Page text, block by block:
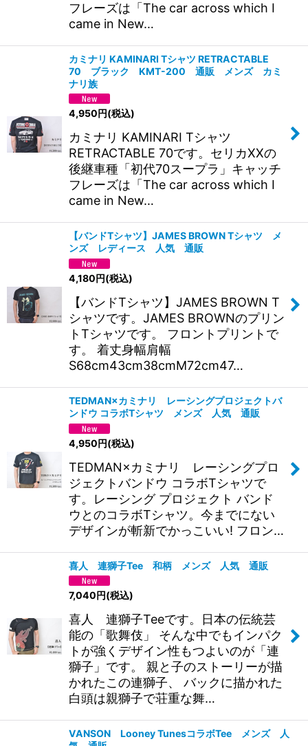
フレーズは「The car across which I
came in New…
カミナリ KAMINARI Tシャツ RETRACTABLE
70 ブラック KMT-200 通販 メンズ カミ
ナリ族
4,950 円(税込)
カミナリ KAMINARI Tシャツ
RETRACTABLE 70です。セリカXXの
後継車種「初代70スープラ」キャッチ
フレーズは「The car across which I
came in New…
【バンドTシャツ】JAMES BROWN Tシャツ メ
ンズ レディース 人気 通販
4,180円(税込)
【バンドTシャツ】JAMES BROWN T
シャツです。JAMES BROWNのプリン
トTシャツです。 フロントプリントで
す。 着丈身幅肩幅
S68cm43cm38cmM72cm47…
TEDMAN×カミナリ レーシングプロジェクトバ
ンドウ コラボTシャツ メンズ 人気 通販
4,950円(税込)
TEDMAN×カミナリ レーシングプロ
ジェクトバンドウ コラボTシャツで
す。レーシング プロジェクト バンド
ウとのコラボTシャツ。今までにない
デザインが斬新でかっこいい! フロン…
喜人 連獅子Tee 和柄 メンズ 人気 通販
7,040 円(税込)
喜人 連獅子Teeです。日本の伝統芸
能の「歌舞伎」 そんな中でもインパク
トが強くデザイン性もつよいのが「連
獅子」です。 親と子のストーリーが描
かれたこの連獅子、 バックに描かれた
白頭は親獅子で荘重な舞…
VANSON Looney TunesコラボTee メンズ 人